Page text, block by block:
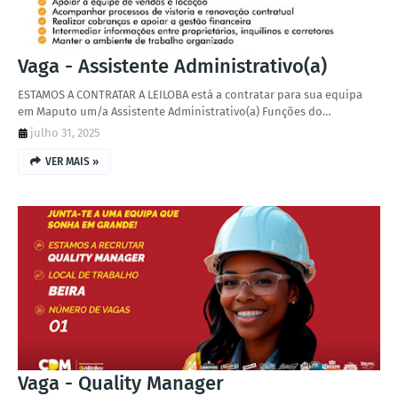
Vaga - Assistente Administrativo(a)
ESTAMOS A CONTRATAR A LEILOBA está a contratar para sua equipa
em Maputo um/a Assistente Administrativo(a) Funções do…
julho 31, 2025
VER MAIS »
Vaga - Quality Manager